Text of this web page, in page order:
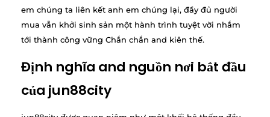
em chúng ta liên kết anh em chúng lại, đầy đủ người
mua vẫn khởi sinh sản một hành trình tuyệt vời nhắm
tới thành công vững Chắn chắn and kiên thế.
Định nghĩa and nguồn nơi bắt đầu
của jun88city